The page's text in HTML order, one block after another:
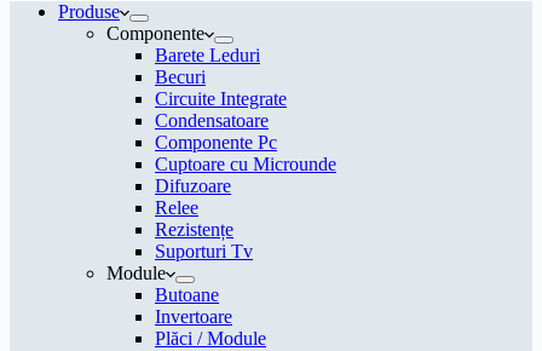
Produse
Componente
Barete Leduri
Becuri
Circuite Integrate
Condensatoare
Componente Pc
Cuptoare cu Microunde
Difuzoare
Relee
Rezistențe
Suporturi Tv
Module
Butoane
Invertoare
Plăci / Module